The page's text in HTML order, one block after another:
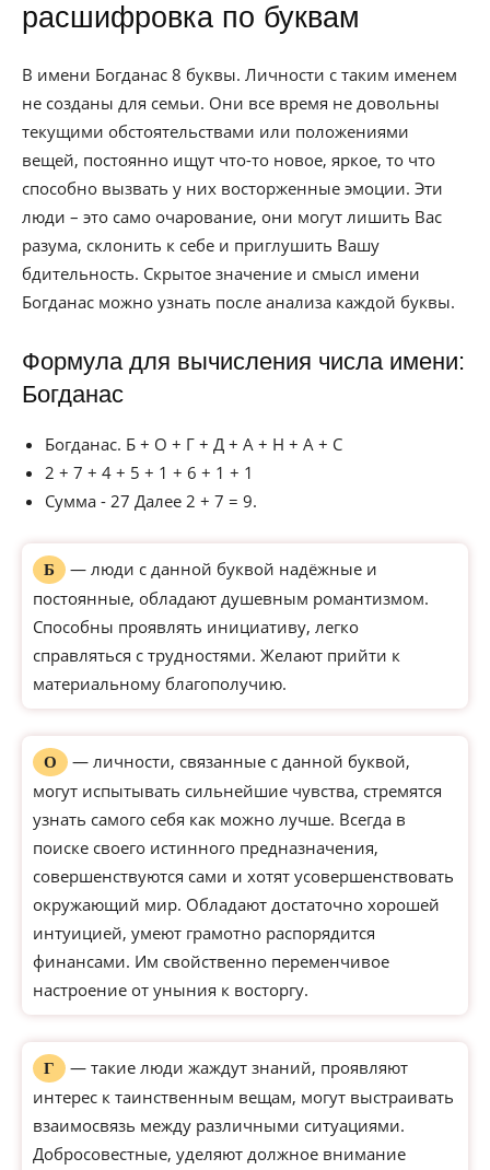
расшифровка по буквам
В имени Богданас 8 буквы. Личности с таким именем
не созданы для семьи. Они все время не довольны
текущими обстоятельствами или положениями
вещей, постоянно ищут что-то новое, яркое, то что
способно вызвать у них восторженные эмоции. Эти
люди – это само очарование, они могут лишить Вас
разума, склонить к себе и приглушить Вашу
бдительность. Скрытое значение и смысл имени
Богданас можно узнать после анализа каждой буквы.
Формула для вычисления числа имени:
Богданас
Богданас. Б + О + Г + Д + А + Н + А + С
2 + 7 + 4 + 5 + 1 + 6 + 1 + 1
Сумма - 27 Далее 2 + 7 = 9.
Б
— люди с данной буквой надёжные и
постоянные, обладают душевным романтизмом.
Способны проявлять инициативу, легко
справляться с трудностями. Желают прийти к
материальному благополучию.
О
— личности, связанные с данной буквой,
могут испытывать сильнейшие чувства, стремятся
узнать самого себя как можно лучше. Всегда в
поиске своего истинного предназначения,
совершенствуются сами и хотят усовершенствовать
окружающий мир. Обладают достаточно хорошей
интуицией, умеют грамотно распорядится
финансами. Им свойственно переменчивое
настроение от уныния к восторгу.
Г
— такие люди жаждут знаний, проявляют
интерес к таинственным вещам, могут выстраивать
взаимосвязь между различными ситуациями.
Добросовестные, уделяют должное внимание